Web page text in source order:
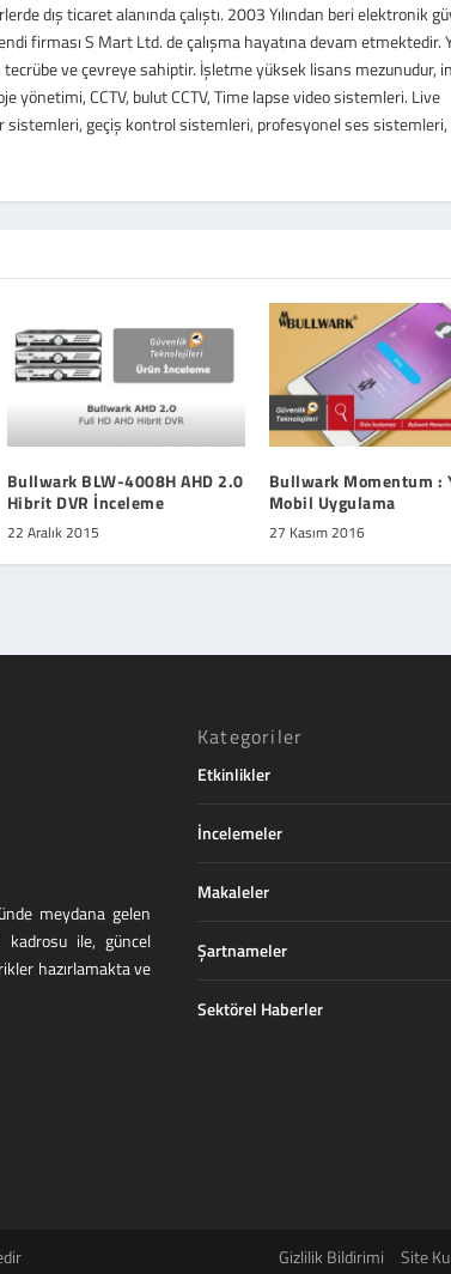
dış ticaret alanında çalıştı. 2003 Yılından beri elektronik
firması S Mart Ltd. de çalışma hayatına devam etmektedir.
tecrübe ve çevreye sahiptir. İşletme yüksek lisans mezunudur,
yönetimi, CCTV, bulut CCTV, Time lapse video sistemleri. Live
sistemleri, geçiş kontrol sistemleri, profesyonel ses sistemleri,
Bullwark BLW-4008H AHD 2.0
Hibrit DVR İnceleme
22 Aralık 2015
Bullwark Momentum :
Mobil Uygulama
27 Kasım 2016
meydana gelen
kadrosu ile, güncel
hazırlamakta ve
Kategoriler
Etkinlikler
İncelemeler
Makaleler
Şartnameler
Sektörel Haberler
Gizlilik Bildirimi Site